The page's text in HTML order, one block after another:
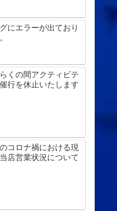
にエラーが出ており
くの間アクティビテ
行を休止いたします
コロナ禍における現
店営業状況について